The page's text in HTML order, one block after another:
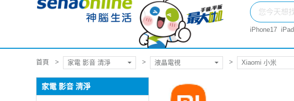
iPhone17 iPad
首頁 家電 影音 清淨 液晶電視 Xiaomi 小米
家電 影音 清淨